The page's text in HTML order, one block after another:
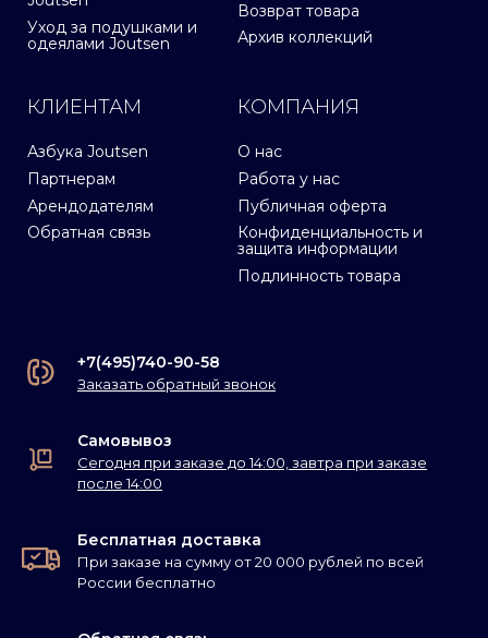
Уход за подушками и
одеялами Joutsen
Возврат товара
Архив коллекций
КЛИЕНТАМ
Азбука Joutsen
Партнерам
Арендодателям
Обратная связь
КОМПАНИЯ
О нас
Работа у нас
Публичная оферта
Конфиденциальность и
защита информации
Подлинность товара
+7(495)740-90-58
Заказать обратный звонок
Самовывоз
Сегодня при заказе до 14:00, завтра при заказе
после 14:00
Бесплатная доставка
При заказе на сумму от 20 000 рублей по всей
России бесплатно